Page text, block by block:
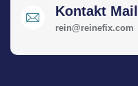
Kontakt Mail
rein@reinefix.com